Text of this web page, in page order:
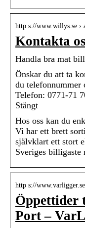
http s://www.willys.se ›
Kontakta
Handla bra mat
Önskar du att ta
du telefonnummer
Telefon: 0771-71
Stängt
Hos oss kan du
Vi har ett brett
självklart ett stort
Sveriges billigaste
http s://
Öppettider
Port –